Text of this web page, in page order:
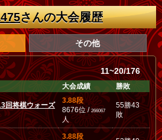
さんの大会履歴
その他
11~20/176
大会成績 勝敗
回将棋ウォーズ
3.88段
8676位 /266067
人
55勝43
敗
3.88段